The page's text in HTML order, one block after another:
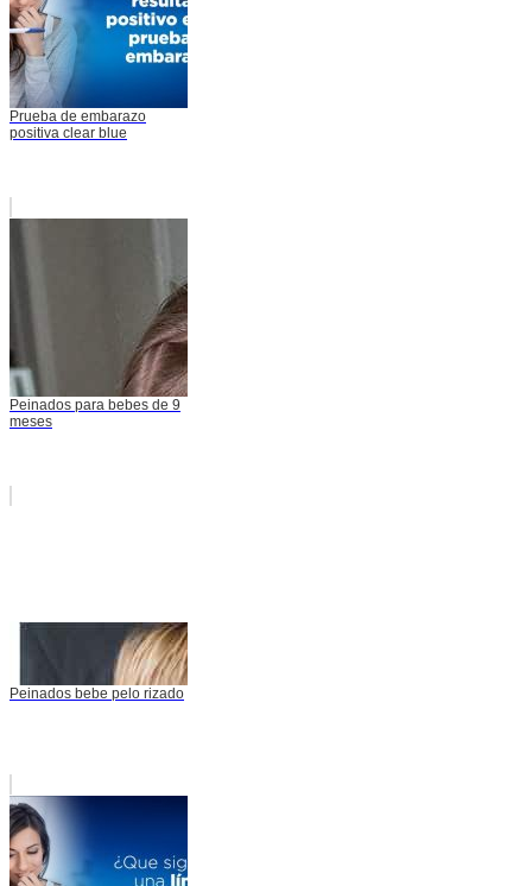
Prueba de embarazo
positiva clear blue
Peinados para bebes de 9
meses
Peinados bebe pelo rizado